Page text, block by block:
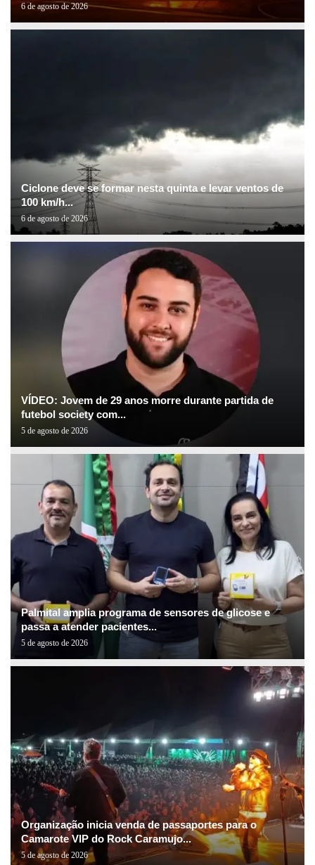
6 de agosto de 2026
Ciclone deve se formar nesta quinta e levar ventos de
100 km/h...
6 de agosto de 2026
VÍDEO: Jovem de 29 anos morre durante partida de
futebol society com...
5 de agosto de 2026
Palmital amplia programa de sensores de glicose e
passa a atender pacientes...
5 de agosto de 2026
Organização inicia venda de passaportes para o
Camarote VIP do Rock Caramujo...
5 de agosto de 2026